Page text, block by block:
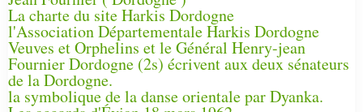
La charte du site Harkis Dordogne
l'Association Départementale Harkis Dordogne
Veuves et Orphelins et le Général Henry-jean
Fournier Dordogne (2s) écrivent aux deux sénateurs
de la Dordogne.
la symbolique de la danse orientale par Dyanka.